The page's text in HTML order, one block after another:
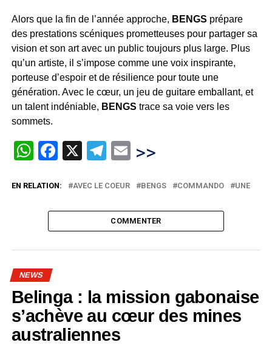
Alors que la fin de l’année approche, BENGS prépare
des prestations scéniques prometteuses pour partager sa
vision et son art avec un public toujours plus large. Plus
qu’un artiste, il s’impose comme une voix inspirante,
porteuse d’espoir et de résilience pour toute une
génération. Avec le cœur, un jeu de guitare emballant, et
un talent indéniable, BENGS trace sa voie vers les
sommets.
WhatsApp
Facebook
X Telegram
Email
>>
EN RELATION: AVEC LE COEUR BENGS COMMANDO UNE
COMMENTER
NEWS
Belinga : la mission gabonaise
s’achève au cœur des mines
australiennes